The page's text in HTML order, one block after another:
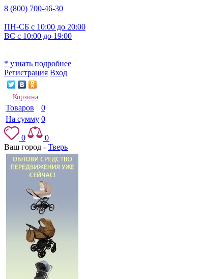
8 (800) 700-46-30
ПН-СБ с 10:00 до 20:00
ВС с 10:00 до 19:00
* узнать подробнее
Регистрация Вход
Корзина
Товаров
0
На сумму 0
0
0
Ваш город - Тверь